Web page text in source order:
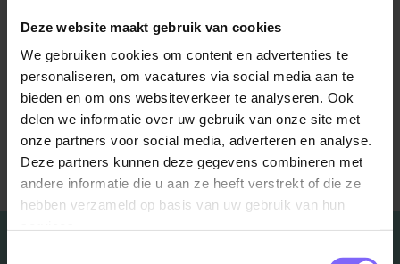
Deze website maakt gebruik van cookies
We gebruiken cookies om content en advertenties te
personaliseren, om vacatures via social media aan te
bieden en om ons websiteverkeer te analyseren. Ook
delen we informatie over uw gebruik van onze site met
onze partners voor social media, adverteren en analyse.
Deze partners kunnen deze gegevens combineren met
andere informatie die u aan ze heeft verstrekt of die ze
hebben verzameld op basis van uw gebruik van hun
Bron : allesoverhr.nl
Terug naar alle items